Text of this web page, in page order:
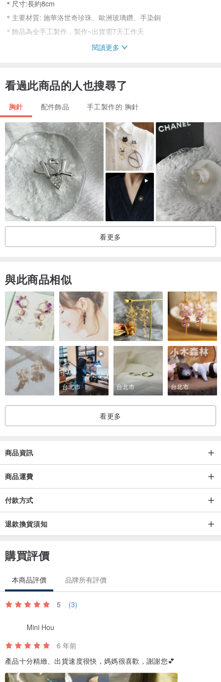
＊尺寸:長約8cm
＊主要材質: 施華洛世奇珍珠、歐洲玻璃鑽、手染銅
＊飾品為全手工製作，製作~出貨需7天工作天
是一種傳承祝福的典故。
些有年代的配件
能用一種新面貌卻保有珍貴風格的樣式呈現，因此西洋古董風飾品上
很多配件除了數
量有限，也有些許年代，無法像電鍍飾品一樣光亮。不過這才是古件
獨有的韻味。
閱讀更多
看過此商品的人也搜尋了
胸針 配件飾品 手工製作的 胸針
看更多
與此商品相似
台北市 台北市 台北市
看更多
商品資訊
商品運費
付款方式
退款換貨須知
購買評價
本商品評價 品牌所有評價
5 (3)
Mini Hou
6 年前
產品十分精緻、出貨速度很快，媽媽很喜歡，謝謝您💕